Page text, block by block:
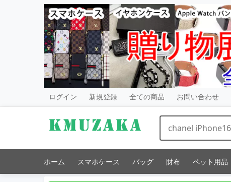
ログイン 新規登録 全ての商品 お問い合わせ
ホーム スマホケース バッグ 財布 ペット用品